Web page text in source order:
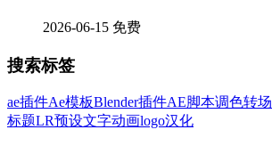
2026-06-15 免费
搜索标签
ae插件Ae模板Blender插件AE脚本调色转场
标题LR预设文字动画logo汉化